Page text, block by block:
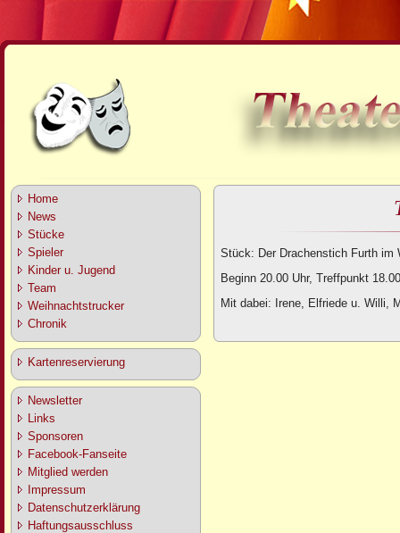
Home
News
Stücke
Spieler
Kinder u. Jugend
Team
Weihnachtstrucker
Chronik
Kartenreservierung
Newsletter
Links
Sponsoren
Facebook-Fanseite
Mitglied werden
Impressum
Datenschutzerklärung
Haftungsausschluss
Stück: Der Drachenstich Furth im
Beginn 20.00 Uhr, Treffpunkt
Mit dabei: Irene, Elfriede u. Willi,